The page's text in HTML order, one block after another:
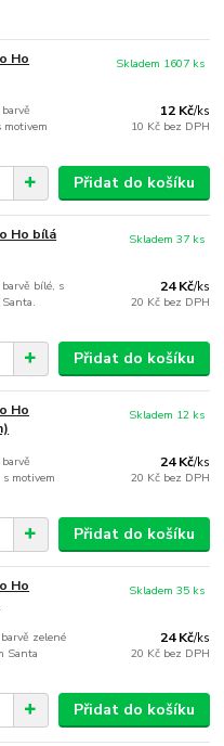
Ho
12 Kč/ks
10 Kč bez DPH
Skladem 1607 ks
Přidat do košíku
Ho bílá
bílé, s
24 Kč/ks
20 Kč bez DPH
Skladem 37 ks
Přidat do košíku
Ho
motivem
24 Kč/ks
20 Kč bez DPH
Skladem 12 ks
Přidat do košíku
Ho
zelené
Santa
24 Kč/ks
20 Kč bez DPH
Skladem 35 ks
Přidat do košíku